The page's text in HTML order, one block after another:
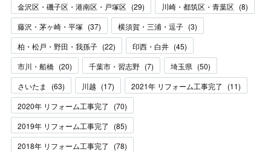
金沢区・磯子区・港南区・戸塚区 (29) 川崎・都筑区・青葉区 (8)
藤沢・茅ヶ崎・平塚 (37) 横須賀・三浦・逗子 (3)
柏・松戸・野田・我孫子 (22) 印西・白井 (45)
市川・船橋 (20) 千葉市・習志野 (7) 埼玉県 (50)
さいたま
(63) 川越 (17) 2021年 リフォーム工事完了 (11)
2020年 リフォーム工事完了
(70)
2019年 リフォーム工事完了
(85)
2018年 リフォーム工事完了
(78)